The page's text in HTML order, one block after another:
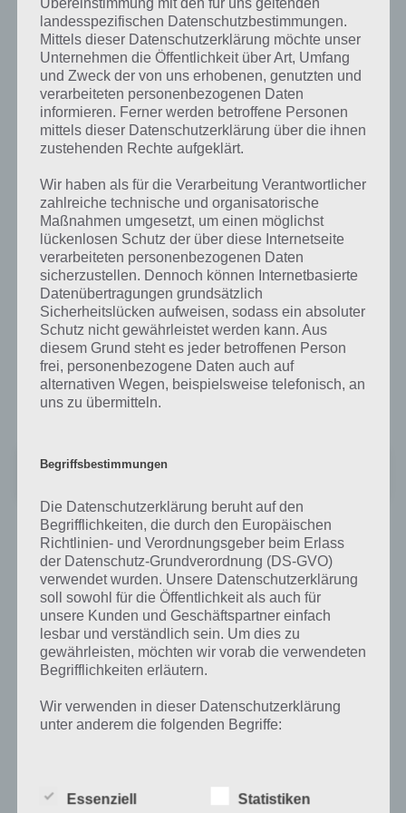
Mad Skills BMX für iPhone, iPad und iPod
Touch
Mad Skills BMX kann im iTunes App Store als Universal-App für
iPhone, iPad und iPod Touch für 0,79 Euro gekauft werden. Wer
möchte kann sich in der App dann noch weitere Dinge wie das
Freischalten von allen Leveln kaufen, muss dies aber nicht tun.
Unbekannte App
Auf WhatsApp teilen Teilen auf Facebook
Tweet auf Twitter
Mehr Artikel hier auf Touchportal
Übereinstimmung mit den für uns geltenden
landesspezifischen Datenschutzbestimmungen.
Mittels dieser Datenschutzerklärung möchte unser
Unternehmen die Öffentlichkeit über Art, Umfang
und Zweck der von uns erhobenen, genutzten und
verarbeiteten personenbezogenen Daten
informieren. Ferner werden betroffene Personen
mittels dieser Datenschutzerklärung über die ihnen
zustehenden Rechte aufgeklärt.
Wir haben als für die Verarbeitung Verantwortlicher
zahlreiche technische und organisatorische
Maßnahmen umgesetzt, um einen möglichst
lückenlosen Schutz der über diese Internetseite
verarbeiteten personenbezogenen Daten
sicherzustellen. Dennoch können Internetbasierte
Datenübertragungen grundsätzlich
Sicherheitslücken aufweisen, sodass ein absoluter
Schutz nicht gewährleistet werden kann. Aus
diesem Grund steht es jeder betroffenen Person
frei, personenbezogene Daten auch auf
alternativen Wegen, beispielsweise telefonisch, an
uns zu übermitteln.
Begriffsbestimmungen
Die Datenschutzerklärung beruht auf den
Begrifflichkeiten, die durch den Europäischen
Richtlinien- und Verordnungsgeber beim Erlass
der Datenschutz-Grundverordnung (DS-GVO)
verwendet wurden. Unsere Datenschutzerklärung
soll sowohl für die Öffentlichkeit als auch für
unsere Kunden und Geschäftspartner einfach
lesbar und verständlich sein. Um dies zu
gewährleisten, möchten wir vorab die verwendeten
Begrifflichkeiten erläutern.
Wir verwenden in dieser Datenschutzerklärung
unter anderem die folgenden Begriffe:
Essenziell Statistiken